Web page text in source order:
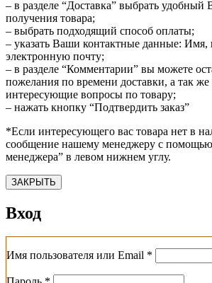
– в разделе “Доставка” выбрать удобный
получения товара;
– выбрать подходящий способ оплаты;
– указать Ваши контактные данные: Имя,
электронную почту;
– в разделе “Комментарии” вы можете
пожелания по времени доставки, а так же
интересующие вопросы по товару;
– нажать кнопку “Подтвердить заказ”
*Если интересующего вас товара нет в
сообщение нашему менеджеру с
менеджера” в левом нижнем углу.
ЗАКРЫТЬ
Вход
Имя пользователя или Email *